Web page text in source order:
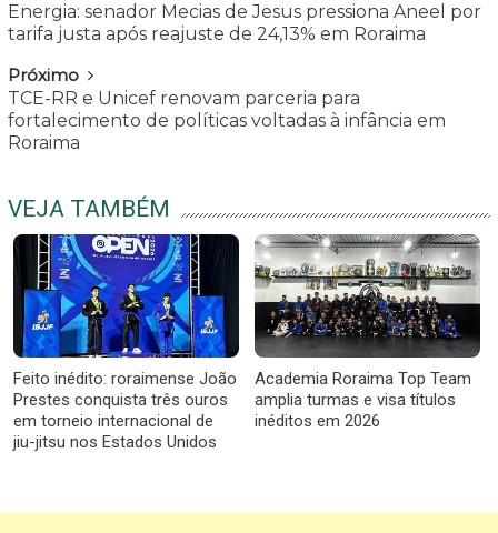
Energia: senador Mecias de Jesus pressiona Aneel por
tarifa justa após reajuste de 24,13% em Roraima
Próximo
TCE-RR e Unicef renovam parceria para
fortalecimento de políticas voltadas à infância em
Roraima
VEJA TAMBÉM
Feito inédito: roraimense João
Prestes conquista três ouros
em torneio internacional de
jiu-jitsu nos Estados Unidos
Academia Roraima Top Team
amplia turmas e visa títulos
inéditos em 2026